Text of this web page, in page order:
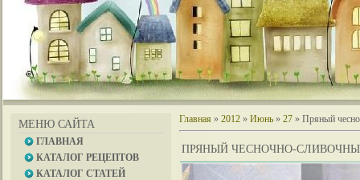
МЕНЮ САЙТА
ГЛАВНАЯ
КАТАЛОГ РЕЦЕПТОВ
КАТАЛОГ СТАТЕЙ
Главная » 2012 » Июнь » 27 » Пряный
ПРЯНЫЙ ЧЕСНОЧНО-